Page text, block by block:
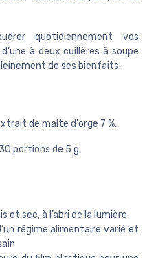
quotidiennement vos
à deux cuillères à soupe
de ses bienfaits.
de malte d'orge 7 %.
portions de 5 g.
et sec, à l’abri de la lumière
régime alimentaire varié et